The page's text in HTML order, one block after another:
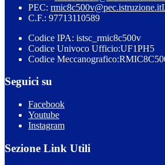
PEC: rmic8c500v@pec.istruzione.it
C.F.: 97713110589
Codice IPA: istsc_rmic8c500v
Codice Univoco Ufficio:UF1PH5
Codice
Seguici su
Facebook
Youtube
Instagram
Sezione Link Utili